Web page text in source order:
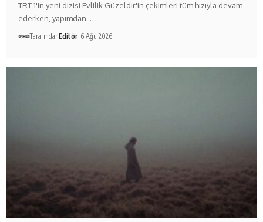
TRT 1'in yeni dizisi Evlilik Güzeldir'in çekimleri tüm hızıyla devam
ederken, yapımdan…
TarafındanEditör 6 Ağu 2026